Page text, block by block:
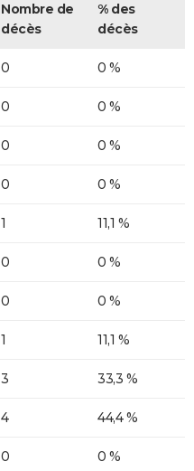
Nombre de
décès
% des
décès
0 0 %
0 0 %
0 0 %
0 0 %
1 11,1 %
0 0 %
0 0 %
1 11,1 %
3 33,3 %
4 44,4 %
0 0 %